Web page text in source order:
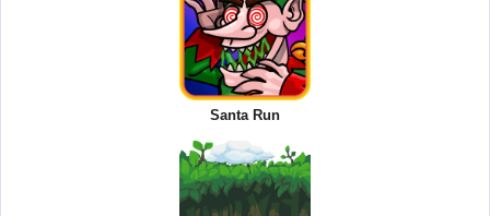
Santa Run